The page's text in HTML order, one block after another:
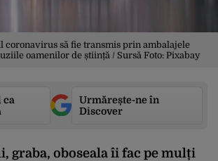
coronavirus să fie transmis prin ambalajele
oamenilor de știință / Sursă Foto: Pixabay
ca
Urmărește-ne în
Discover
graba, oboseala îi fac pe mulți